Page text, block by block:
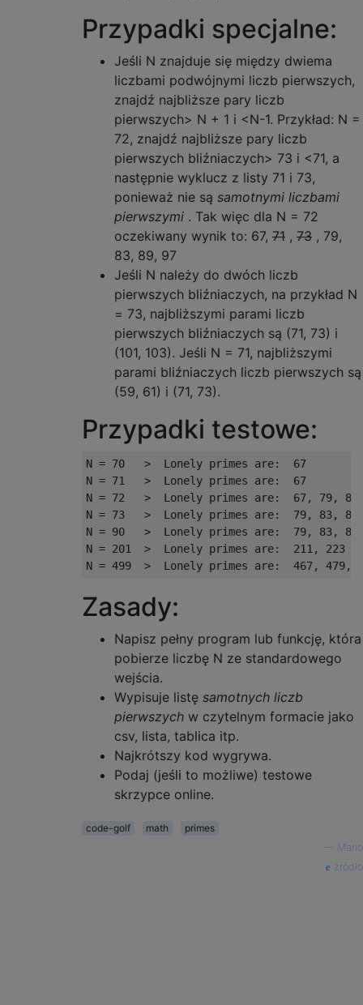
Przypadki specjalne:
Jeśli N znajduje się między dwiema
liczbami podwójnymi liczb pierwszych,
znajdź najbliższe pary liczb
pierwszych> N + 1 i <N-1. Przykład: N =
72, znajdź najbliższe pary liczb
pierwszych bliźniaczych> 73 i <71, a
następnie wyklucz z listy 71 i 73,
ponieważ nie są samotnymi liczbami
pierwszymi . Tak więc dla N = 72
oczekiwany wynik to: 67, 71 , 73 , 79,
83, 89, 97
Jeśli N należy do dwóch liczb
pierwszych bliźniaczych, na przykład N
= 73, najbliższymi parami liczb
pierwszych bliźniaczych są (71, 73) i
(101, 103). Jeśli N = 71, najbliższymi
parami bliźniaczych liczb pierwszych są
(59, 61) i (71, 73).
Przypadki testowe:
N = 70   >  Lonely primes are:  67
N = 71   >  Lonely primes are:  67
N = 72   >  Lonely primes are:  67, 79,
N = 73   >  Lonely primes are:  79, 83,
N = 90   >  Lonely primes are:  79, 83,
N = 201  >  Lonely primes are:  211, 223
Zasady:
Napisz pełny program lub funkcję, która
pobierze liczbę N ze standardowego
wejścia.
Wypisuje listę samotnych liczb
pierwszych w czytelnym formacie jako
csv, lista, tablica itp.
Najkrótszy kod wygrywa.
Podaj (jeśli to możliwe) testowe
skrzypce online.
code-golf math
primes
Mario
źródło